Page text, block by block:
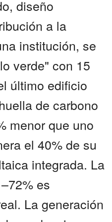
diseño
a la
institución, se
verde" con 15
último edificio
de carbono
menor que uno
el 40% de su
integrada. La
es
La generación